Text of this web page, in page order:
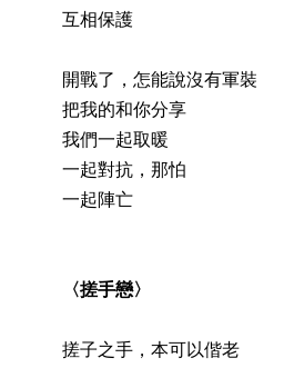
互相保護
開戰了，怎能說沒有軍裝
把我的和你分享
我們一起取暖
一起對抗，那怕
一起陣亡
〈搓手戀〉
搓子之手，本可以偕老